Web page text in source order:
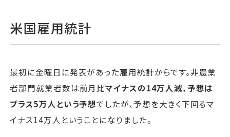
米国雇用統計
最初に金曜日に発表があった雇用統計からです。非農業
者部門就業者数は前月比マイナスの14万人減、予想は
プラス5万人という予想でしたが、予想を大きく下回るマ
イナス14万人ということになりました。